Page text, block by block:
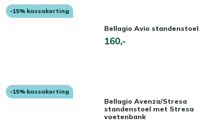
-15% kassakorting
Bellagio Avio standenstoel
160,-
-15% kassakorting
Bellagio Avenza/Stresa
standenstoel met Stresa
voetenbank